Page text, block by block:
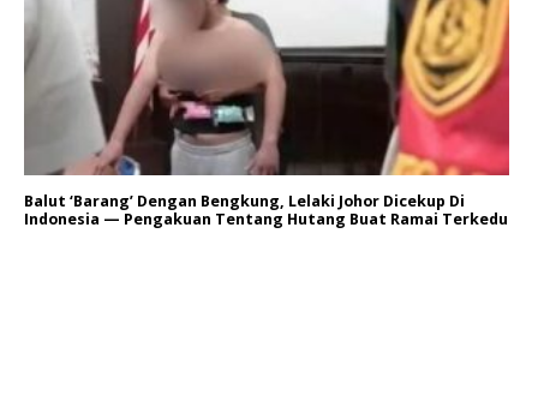
Balut ‘Barang’ Dengan Bengkung, Lelaki Johor Dicekup Di
Indonesia — Pengakuan Tentang Hutang Buat Ramai Terkedu